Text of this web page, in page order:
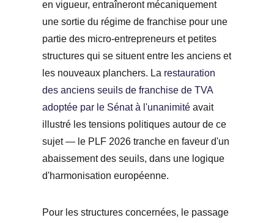
en vigueur, entraîneront mécaniquement
une sortie du régime de franchise pour une
partie des micro-entrepreneurs et petites
structures qui se situent entre les anciens et
les nouveaux planchers. La restauration
des anciens seuils de franchise de TVA
adoptée par le Sénat à l'unanimitéavait
illustré les tensions politiques autour de ce
sujet — le PLF 2026 tranche en faveur d'un
abaissement des seuils, dans une logique
d'harmonisation européenne.
Pour les structures concernées, le passage